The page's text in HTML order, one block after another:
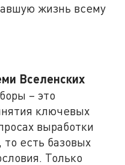
жизнь всему
Вселенских
– это
ключевых
выработки
есть базовых
Только